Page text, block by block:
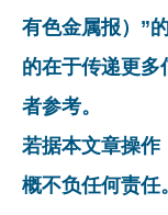
有色金属报）”
的在于传递更多
者参考。
若据本文章操作
概不负任何责任。